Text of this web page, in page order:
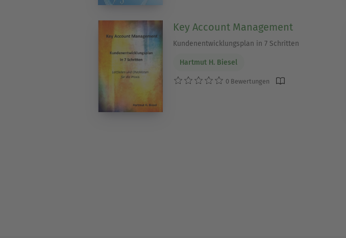
Key Account Management
Kundenentwicklungsplan in 7 Schritten
Hartmut H. Biesel
0 Bewertungen